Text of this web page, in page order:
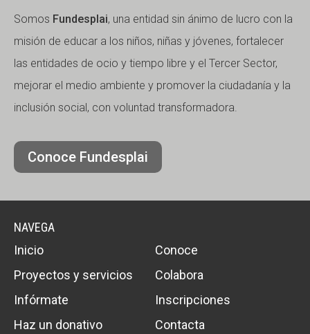
Somos Fundesplai, una entidad sin ánimo de lucro con la
misión de educar a los niños, niñas y jóvenes, fortalecer
las entidades de ocio y tiempo libre y el Tercer Sector,
mejorar el medio ambiente y promover la ciudadanía y la
inclusión social, con voluntad transformadora.
Conoce Fundesplai
NAVEGA
Inicio
Conoce
Proyectos y servicios
Colabora
Infórmate
Inscripciones
Haz un donativo
Contacta